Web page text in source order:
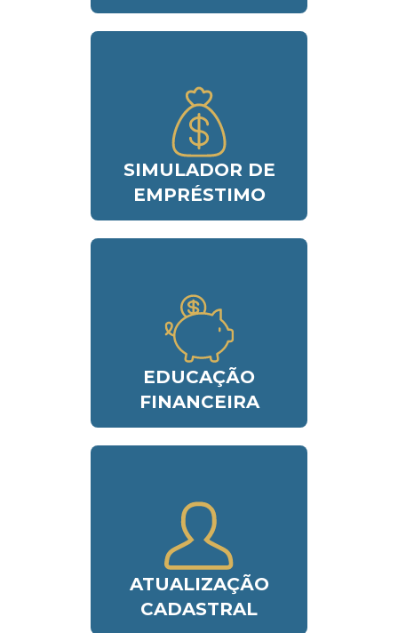
SIMULADOR DE
EMPRÉSTIMO
EDUCAÇÃO
FINANCEIRA
ATUALIZAÇÃO
CADASTRAL